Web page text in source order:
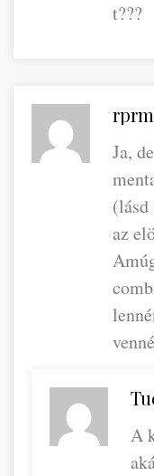
t???
Ja,
(lásd
az
A